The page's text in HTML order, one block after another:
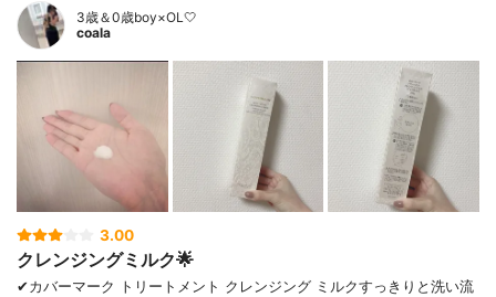
3歳＆0歳boy×OL🤍
coala
3.00
クレンジングミルク🌟
✔︎カバーマーク トリートメント クレンジング ミルクすっきりと洗い流